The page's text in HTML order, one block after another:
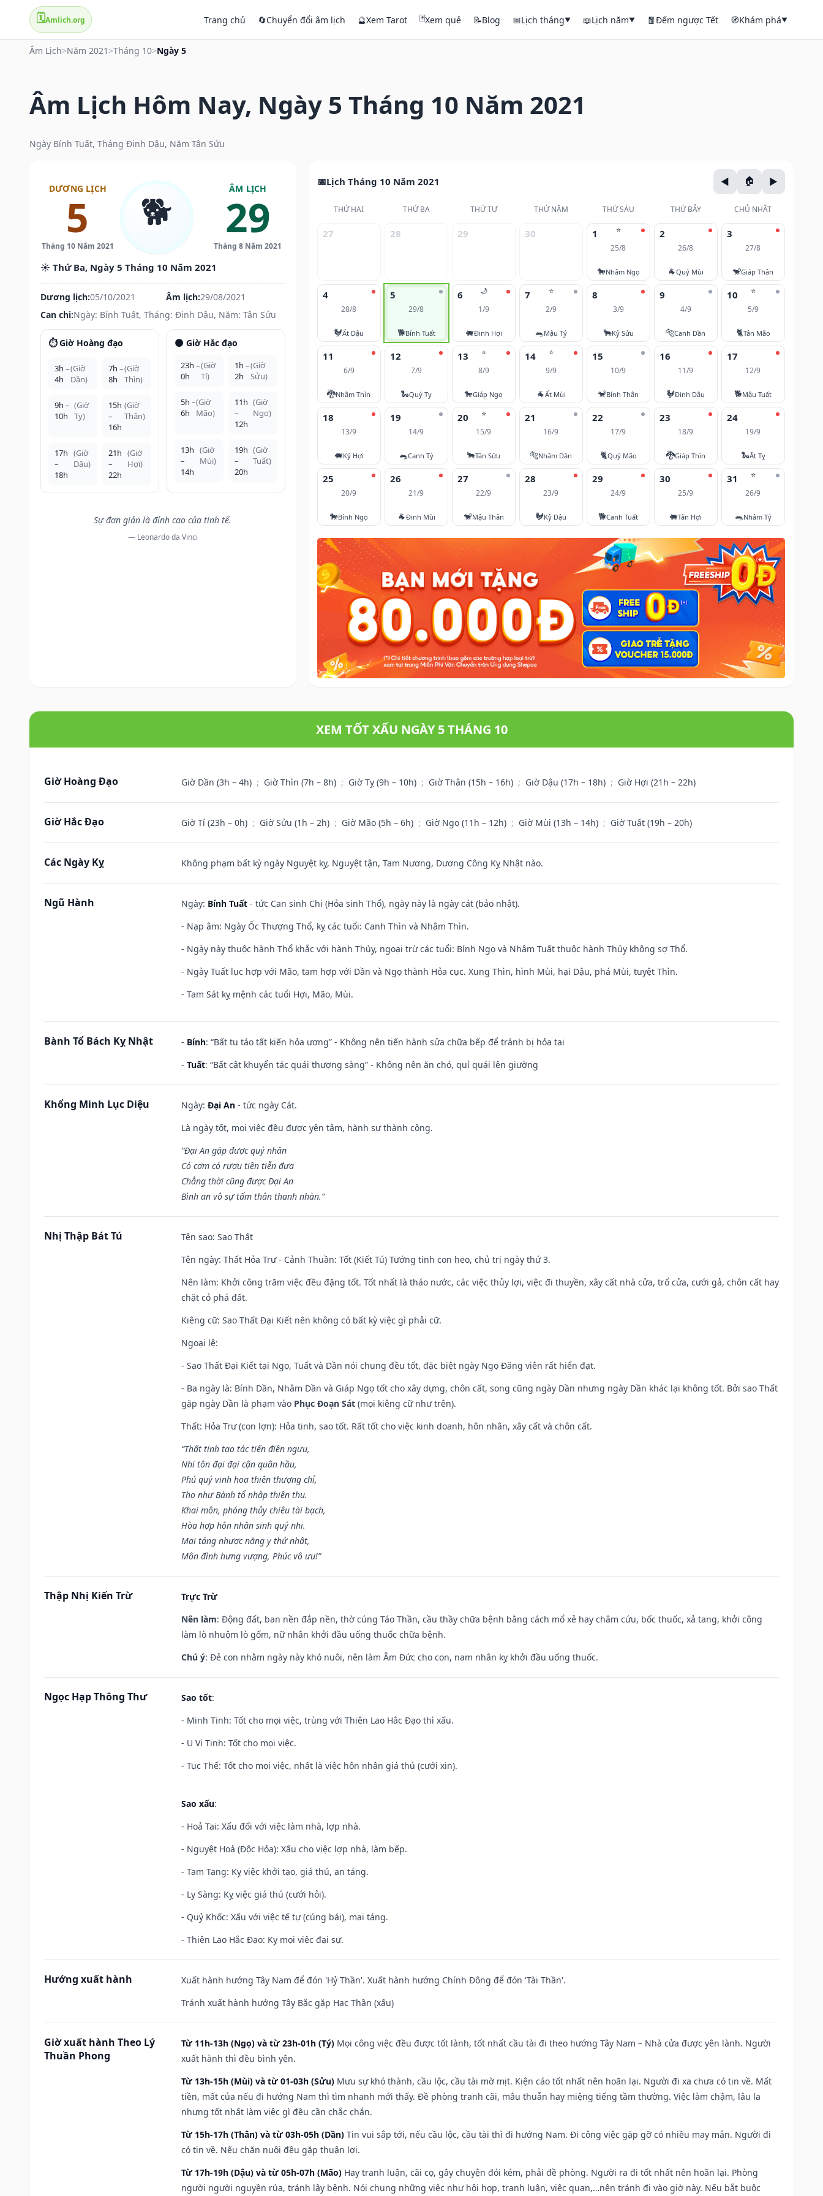
🗓️Amlich.org Trang chủ 🔄Chuyển đổi âm lịch 🔮Xem Tarot 🃏Xem quẻ 📝Blog 📅Lịch tháng▼ 📖Lịch năm▼ 🧧Đếm ngược Tết 🧭Khám phá▼
Âm Lịch>Năm 2021 >Tháng 10>Ngày 5
Âm Lịch Hôm Nay, Ngày 5 Tháng 10 Năm 2021
Ngày Bính Tuất, Tháng Đinh Dậu, Năm Tân Sửu
DƯƠNG LỊCH
5
Tháng 10 Năm 2021
🐕 ÂM LỊCH
29
Tháng 8 Năm 2021
☀️ Thứ Ba, Ngày 5 Tháng 10 Năm 2021
Dương lịch:05/10/2021 Âm lịch:29/08/2021
Can chi:Ngày: Bính Tuất, Tháng: Đinh Dậu, Năm: Tân Sửu
⏱️ Giờ Hoàng đạo
3h –
4h
(Giờ
Dần)
7h –
8h
(Giờ
Thìn)
9h –
10h
(Giờ
Tỵ)
15h
–
16h
(Giờ
Thân)
17h
–
18h
(Giờ
Dậu)
21h
–
22h
(Giờ
Hợi)
🌑 Giờ Hắc đạo
23h –
0h
(Giờ
Tí)
1h –
2h
(Giờ
Sửu)
5h –
6h
(Giờ
Mão)
11h
–
12h
(Giờ
Ngọ)
13h
–
14h
(Giờ
Mùi)
19h
–
20h
(Giờ
Tuất)
Sự đơn giản là đỉnh cao của tinh tế.
— Leonardo da Vinci
Lịch Tháng 10 Năm 2021
THỨ HAI THỨ BA THỨ TƯ THỨ NĂM THỨ SÁU THỨ BẢY CHỦ NHẬT
27 28 29 30 ⭐
1
25/8
🐎Nhâm Ngọ
2
26/8
🐐Quý Mùi
3
27/8
🐒Giáp Thân
4
28/8
🐓Ất Dậu
5
29/8
🐕Bính Tuất
🌙
6
1/9
🐖Đinh Hợi
⭐
7
2/9
🐀Mậu Tý
8
3/9
🐂Kỷ Sửu
9
4/9
🐅Canh Dần
⭐
10
5/9
🐈Tân Mão
11
6/9
🐉Nhâm Thìn
12
7/9
🐍Quý Tỵ
⭐
13
8/9
🐎Giáp Ngọ
⭐
14
9/9
🐐Ất Mùi
15
10/9
🐒Bính Thân
16
11/9
🐓Đinh Dậu
17
12/9
🐕Mậu Tuất
18
13/9
🐖Kỷ Hợi
19
14/9
🐀Canh Tý
⭐
20
15/9
🐂Tân Sửu
21
16/9
🐅Nhâm Dần
22
17/9
🐈Quý Mão
23
18/9
🐉Giáp Thìn
24
19/9
🐍Ất Tỵ
25
20/9
🐎Bính Ngọ
26
21/9
🐐Đinh Mùi
27
22/9
🐒Mậu Thân
28
23/9
🐓Kỷ Dậu
29
24/9
🐕Canh Tuất
30
25/9
🐖Tân Hợi
⭐
31
26/9
🐀Nhâm Tý
XEM TỐT XẤU NGÀY 5 THÁNG 10
Giờ Hoàng Đạo Giờ Dần (3h – 4h) ; Giờ Thìn (7h – 8h) ; Giờ Tỵ (9h – 10h) ; Giờ Thân (15h – 16h) ; Giờ Dậu (17h – 18h) ; Giờ Hợi (21h – 22h)
Giờ Hắc Đạo Giờ Tí (23h – 0h) ; Giờ Sửu (1h – 2h) ; Giờ Mão (5h – 6h) ; Giờ Ngọ (11h – 12h) ; Giờ Mùi (13h – 14h) ; Giờ Tuất (19h – 20h)
Các Ngày Kỵ Không phạm bất kỳ ngày Nguyệt kỵ, Nguyệt tận, Tam Nương, Dương Công Kỵ Nhật nào.
Ngũ Hành Ngày: Bính Tuất - tức Can sinh Chi (Hỏa sinh Thổ), ngày này là ngày cát (bảo nhật).
- Nạp âm: Ngày Ốc Thượng Thổ, kỵ các tuổi: Canh Thìn và Nhâm Thìn.
- Ngày này thuộc hành Thổ khắc với hành Thủy, ngoại trừ các tuổi: Bính Ngọ và Nhâm Tuất thuộc hành Thủy không sợ Thổ.
- Ngày Tuất lục hợp với Mão, tam hợp với Dần và Ngọ thành Hỏa cục. Xung Thìn, hình Mùi, hại Dậu, phá Mùi, tuyệt Thìn.
- Tam Sát kỵ mệnh các tuổi Hợi, Mão, Mùi.
Bành Tổ Bách Kỵ Nhật - Bính: “Bất tu táo tất kiến hỏa ương” - Không nên tiến hành sửa chữa bếp để tránh bị hỏa tai
- Tuất: “Bất cật khuyển tác quái thượng sàng” - Không nên ăn chó, quỉ quái lên giường
Khổng Minh Lục Diệu Ngày: Đại An - tức ngày Cát.
Là ngày tốt, mọi việc đều được yên tâm, hành sự thành công.
“Đại An gặp được quý nhân
Có cơm có rượu tiền tiễn đưa
Chẳng thời cũng được Đại An
Bình an vô sự tấm thân thanh nhàn.”
Nhị Thập Bát Tú Tên sao: Sao Thất
Tên ngày: Thất Hỏa Trư - Cảnh Thuần: Tốt (Kiết Tú) Tướng tinh con heo, chủ trị ngày thứ 3.
Nên làm: Khởi công trăm việc đều đặng tốt. Tốt nhất là tháo nước, các việc thủy lợi, việc đi thuyền, xây cất nhà cửa, trổ cửa, cưới gả, chôn cất hay
chặt cỏ phá đất.
Kiêng cữ: Sao Thất Đại Kiết nên không có bất kỳ việc gì phải cữ.
Ngoại lệ:
- Sao Thất Đại Kiết tại Ngọ, Tuất và Dần nói chung đều tốt, đặc biệt ngày Ngọ Đăng viên rất hiển đạt.
- Ba ngày là: Bính Dần, Nhâm Dần và Giáp Ngọ tốt cho xây dựng, chôn cất, song cũng ngày Dần nhưng ngày Dần khác lại không tốt. Bởi sao Thất
gặp ngày Dần là phạm vào Phục Đoạn Sát (mọi kiêng cữ như trên).
Thất: Hỏa Trư (con lợn): Hỏa tinh, sao tốt. Rất tốt cho việc kinh doanh, hôn nhân, xây cất và chôn cất.
“Thất tinh tạo tác tiến điền ngưu,
Nhi tôn đại đại cận quân hầu,
Phú quý vinh hoa thiên thượng chỉ,
Thọ như Bành tổ nhập thiên thu.
Khai môn, phóng thủy chiêu tài bạch,
Hòa hợp hôn nhân sinh quý nhi.
Mai táng nhược năng y thử nhật,
Môn đình hưng vượng, Phúc vô ưu!”
Thập Nhị Kiến Trừ
Trực Trừ
Nên làm: Động đất, ban nền đắp nền, thờ cúng Táo Thần, cầu thầy chữa bệnh bằng cách mổ xẻ hay châm cứu, bốc thuốc, xả tang, khởi công
làm lò nhuộm lò gốm, nữ nhân khởi đầu uống thuốc chữa bệnh.
Chú ý: Đẻ con nhằm ngày này khó nuôi, nên làm Âm Đức cho con, nam nhân kỵ khởi đầu uống thuốc.
Ngọc Hạp Thông Thư Sao tốt:
- Minh Tinh: Tốt cho mọi việc, trùng với Thiên Lao Hắc Đạo thì xấu.
- U Vi Tinh: Tốt cho mọi việc.
- Tục Thế: Tốt cho mọi việc, nhất là việc hôn nhân giá thú (cưới xin).
Sao xấu:
- Hoả Tai: Xấu đối với việc làm nhà, lợp nhà.
- Nguyệt Hoả (Độc Hỏa): Xấu cho việc lợp nhà, làm bếp.
- Tam Tang: Kỵ việc khởi tạo, giá thú, an táng.
- Ly Sàng: Kỵ việc giá thú (cưới hỏi).
- Quỷ Khốc: Xấu với việc tế tự (cúng bái), mai táng.
- Thiên Lao Hắc Đạo: Kỵ mọi việc đại sự.
Hướng xuất hành
Xuất hành hướng Tây Nam để đón 'Hỷ Thần'. Xuất hành hướng Chính Đông để đón 'Tài Thần'.
Tránh xuất hành hướng Tây Bắc gặp Hạc Thần (xấu)
Giờ xuất hành Theo Lý
Thuần Phong
Từ 11h-13h (Ngọ) và từ 23h-01h (Tý) Mọi công việc đều được tốt lành, tốt nhất cầu tài đi theo hướng Tây Nam – Nhà cửa được yên lành. Người
xuất hành thì đều bình yên.
Từ 13h-15h (Mùi) và từ 01-03h (Sửu) Mưu sự khó thành, cầu lộc, cầu tài mờ mịt. Kiện cáo tốt nhất nên hoãn lại. Người đi xa chưa có tin về. Mất
tiền, mất của nếu đi hướng Nam thì tìm nhanh mới thấy. Đề phòng tranh cãi, mâu thuẫn hay miệng tiếng tầm thường. Việc làm chậm, lâu la
nhưng tốt nhất làm việc gì đều cần chắc chắn.
Từ 15h-17h (Thân) và từ 03h-05h (Dần) Tin vui sắp tới, nếu cầu lộc, cầu tài thì đi hướng Nam. Đi công việc gặp gỡ có nhiều may mắn. Người đi
có tin về. Nếu chăn nuôi đều gặp thuận lợi.
Từ 17h-19h (Dậu) và từ 05h-07h (Mão) Hay tranh luận, cãi cọ, gây chuyện đói kém, phải đề phòng. Người ra đi tốt nhất nên hoãn lại. Phòng
người người nguyền rủa, tránh lây bệnh. Nói chung những việc như hội họp, tranh luận, việc quan,…nên tránh đi vào giờ này. Nếu bắt buộc